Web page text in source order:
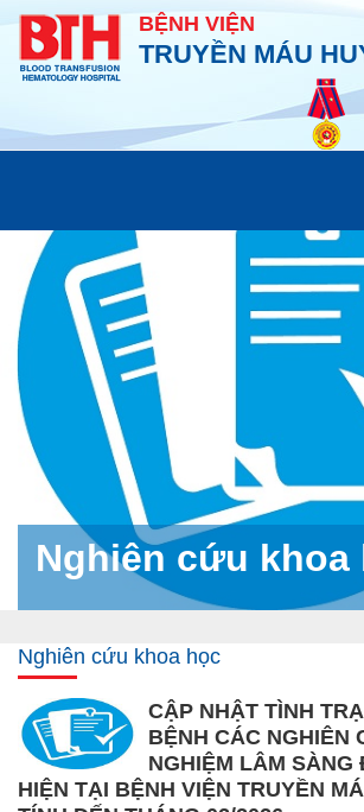
BỆNH VIỆN
TRUYỀN MÁU
Nghiên cứu khoa
Nghiên cứu khoa học
CẬP NHẬT TÌNH
BỆNH CÁC NGHIÊN
NGHIỆM LÂM SÀNG
HIỆN TẠI BỆNH VIỆN TRUYỀN